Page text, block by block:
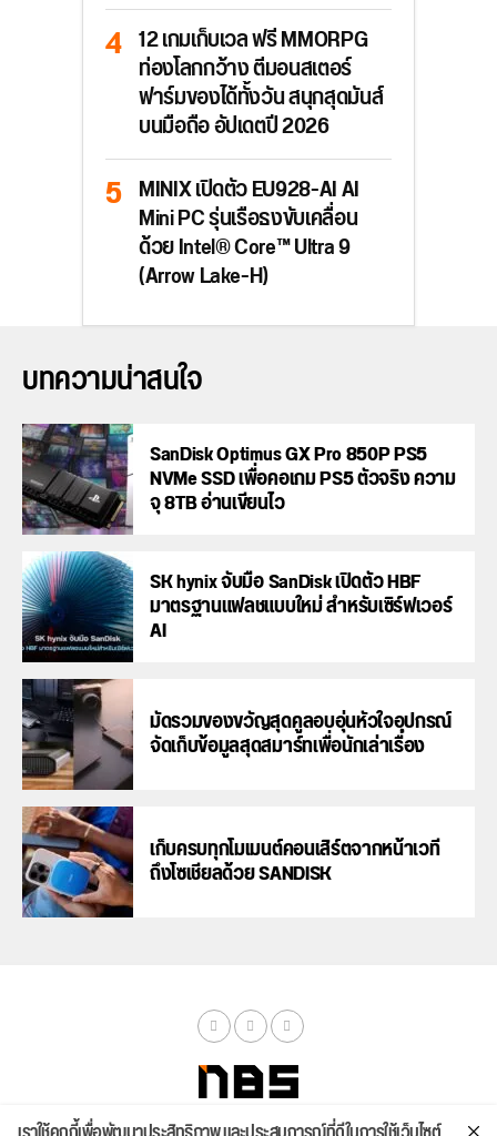
12 เกมเก็บเวล ฟรี MMORPG
ท่องโลกกว้าง ตีมอนสเตอร์
ฟาร์มของได้ทั้งวัน สนุกสุดมันส์
บนมือถือ อัปเดตปี 2026
MINIX เปิดตัว EU928-AI AI
Mini PC รุ่นเรือธงขับเคลื่อน
ด้วย Intel® Core™ Ultra 9
(Arrow Lake-H)
บทความน่าสนใจ
SanDisk Optimus GX Pro 850P PS5
NVMe SSD เพื่อคอเกม PS5 ตัวจริง ความ
จุ 8TB อ่านเขียนไว
SK hynix จับมือ SanDisk เปิดตัว HBF
มาตรฐานแฟลชแบบใหม่ สำหรับเซิร์ฟเวอร์
AI
มัดรวมของขวัญสุดคูลอบอุ่นหัวใจอุปกรณ์
จัดเก็บข้อมูลสุดสมาร์ทเพื่อนักเล่าเรื่อง
เก็บครบทุกโมเมนต์คอนเสิร์ตจากหน้าเวที
ถึงโซเชียลด้วย SANDISK